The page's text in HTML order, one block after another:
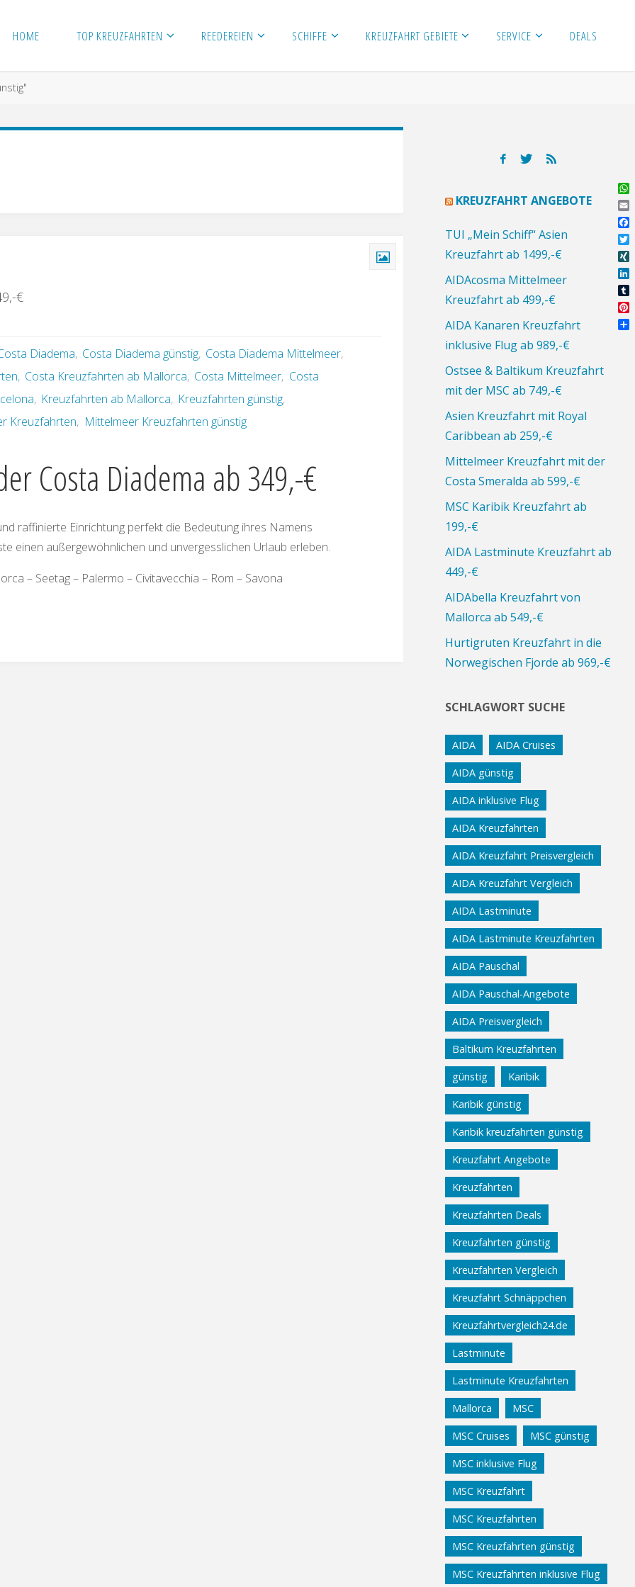
HOME TOP KREUZFAHRTEN REEDEREIEN SCHIFFE KREUZFAHRT GEBIETE SERVICE DEALS
€
Diadema, Costa Diadema günstig, Costa Diadema Mittelmeer,
, Costa Kreuzfahrten ab Mallorca, Costa Mittelmeer, Costa
, Kreuzfahrten ab Mallorca, Kreuzfahrten günstig,
Kreuzfahrten, Mittelmeer Kreuzfahrten günstig
Costa Diadema ab 349,-€
raffinierte Einrichtung perfekt die Bedeutung ihres Namens
einen außergewöhnlichen und unvergesslichen Urlaub erleben.
– Seetag – Palermo – Civitavecchia – Rom – Savona
KREUZFAHRT ANGEBOTE
TUI „Mein Schiff“ Asien
Kreuzfahrt ab 1499,-€
AIDAcosma Mittelmeer
Kreuzfahrt ab 499,-€
AIDA Kanaren Kreuzfahrt
inklusive Flug ab 989,-€
Ostsee & Baltikum Kreuzfahrt
mit der MSC ab 749,-€
Asien Kreuzfahrt mit Royal
Caribbean ab 259,-€
Mittelmeer Kreuzfahrt mit der
Costa Smeralda ab 599,-€
MSC Karibik Kreuzfahrt ab
199,-€
AIDA Lastminute Kreuzfahrt ab
449,-€
AIDAbella Kreuzfahrt von
Mallorca ab 549,-€
Hurtigruten Kreuzfahrt in die
Norwegischen Fjorde ab 969,-€
SCHLAGWORT SUCHE
AIDA AIDA Cruises
AIDA günstig
AIDA inklusive Flug
AIDA Kreuzfahrten
AIDA Kreuzfahrt Preisvergleich
AIDA Kreuzfahrt Vergleich
AIDA Lastminute
AIDA Lastminute Kreuzfahrten
AIDA Pauschal
AIDA Pauschal-Angebote
AIDA Preisvergleich
Baltikum Kreuzfahrten
günstig Karibik
Karibik günstig
Karibik kreuzfahrten günstig
Kreuzfahrt Angebote
Kreuzfahrten
Kreuzfahrten Deals
Kreuzfahrten günstig
Kreuzfahrten Vergleich
Kreuzfahrt Schnäppchen
Kreuzfahrtvergleich24.de
Lastminute
Lastminute Kreuzfahrten
Mallorca MSC
MSC Cruises MSC günstig
MSC inklusive Flug
MSC Kreuzfahrt
MSC Kreuzfahrten
MSC Kreuzfahrten günstig
MSC Kreuzfahrten inklusive Flug